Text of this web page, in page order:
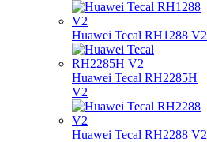
Huawei Tecal RH1288 V2
Huawei Tecal RH2285H
V2
Huawei Tecal RH2288 V2